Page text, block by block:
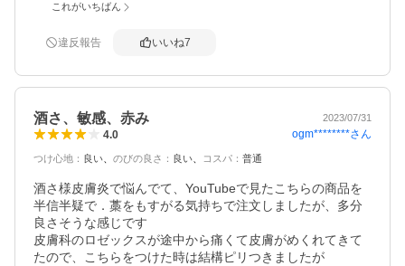
これがいちばん
違反報告 いいね7
酒さ、敏感、赤み 2023/07/31
4.0 ogm********さん
つけ心地 ： 良い のびの良さ ： 良い コスパ ： 普通
酒さ様皮膚炎で悩んでて、YouTubeで見たこちらの商品を
半信半疑で．藁をもすがる気持ちで注文しましたが、多分
良さそうな感じです
皮膚科のロゼックスが途中から痛くて皮膚がめくれてきて
たので、こちらをつけた時は結構ピリつきましたが